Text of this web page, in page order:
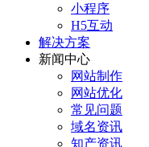
小程序
H5互动
解决方案
新闻中心
网站制作
网站优化
常见问题
域名资讯
知产资讯